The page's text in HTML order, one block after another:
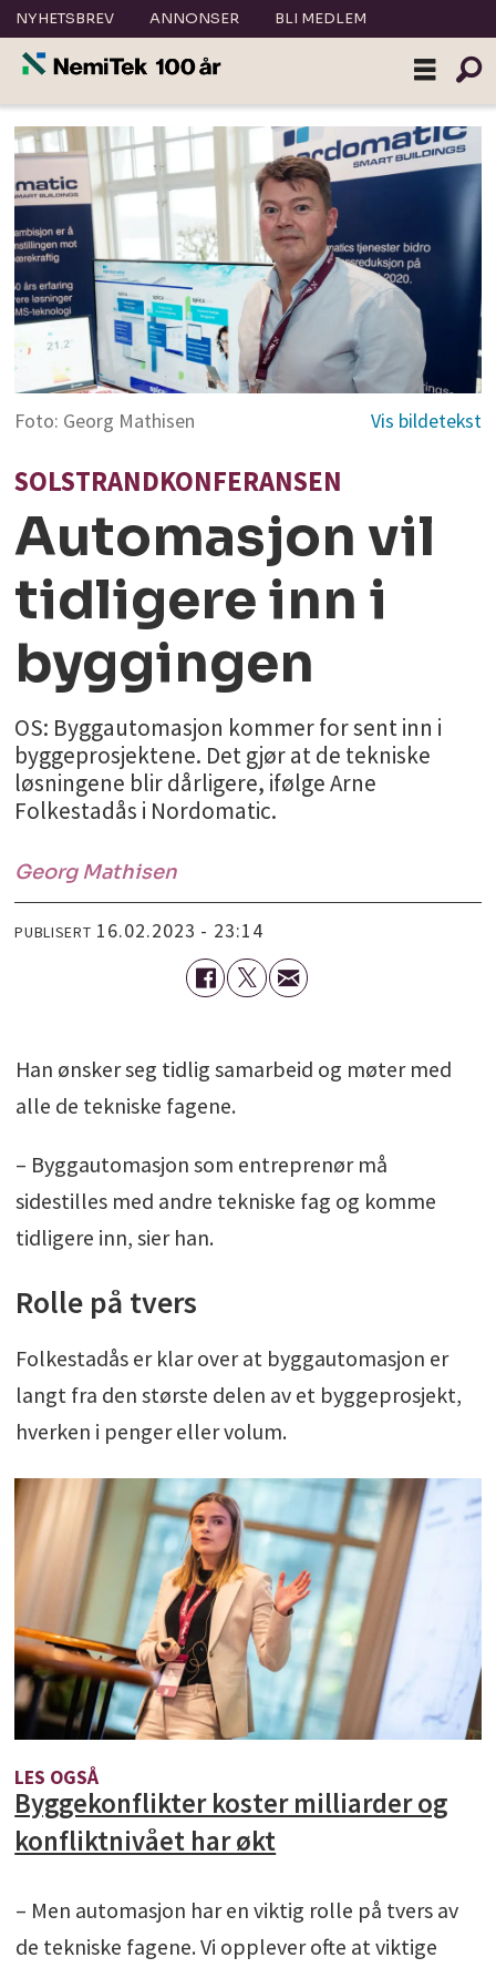
NYHETSBREV ANNONSER BLI MEDLEM
Foto: Georg Mathisen
SOLSTRANDKONFERANSEN
Automasjon vil
tidligere inn i
byggingen
OS: Byggautomasjon kommer for sent inn i
byggeprosjektene. Det gjør at de tekniske
løsningene blir dårligere, ifølge Arne
Folkestadås i Nordomatic.
Georg Mathisen
PUBLISERT 16.02.2023 - 23:14
Han ønsker seg tidlig samarbeid og møter med
alle de tekniske fagene.
– Byggautomasjon som entreprenør må
sidestilles med andre tekniske fag og komme
tidligere inn, sier han.
Rolle på tvers
Folkestadås er klar over at byggautomasjon er
langt fra den største delen av et byggeprosjekt,
hverken i penger eller volum.
LES OGSÅ
Byggekonflikter koster milliarder og
konfliktnivået har økt
– Men automasjon har en viktig rolle på tvers av
de tekniske fagene. Vi opplever ofte at viktige